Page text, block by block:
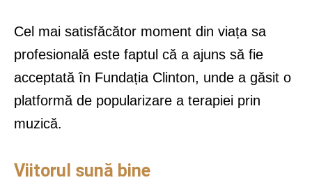
Cel mai satisfăcător moment din viața sa
profesională este faptul că a ajuns să fie
acceptată în Fundația Clinton, unde a găsit o
platformă de popularizare a terapiei prin
muzică.
Viitorul sună bine